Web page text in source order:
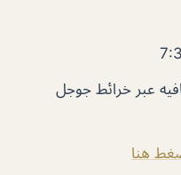
عبر خرائط جوجل
هنا